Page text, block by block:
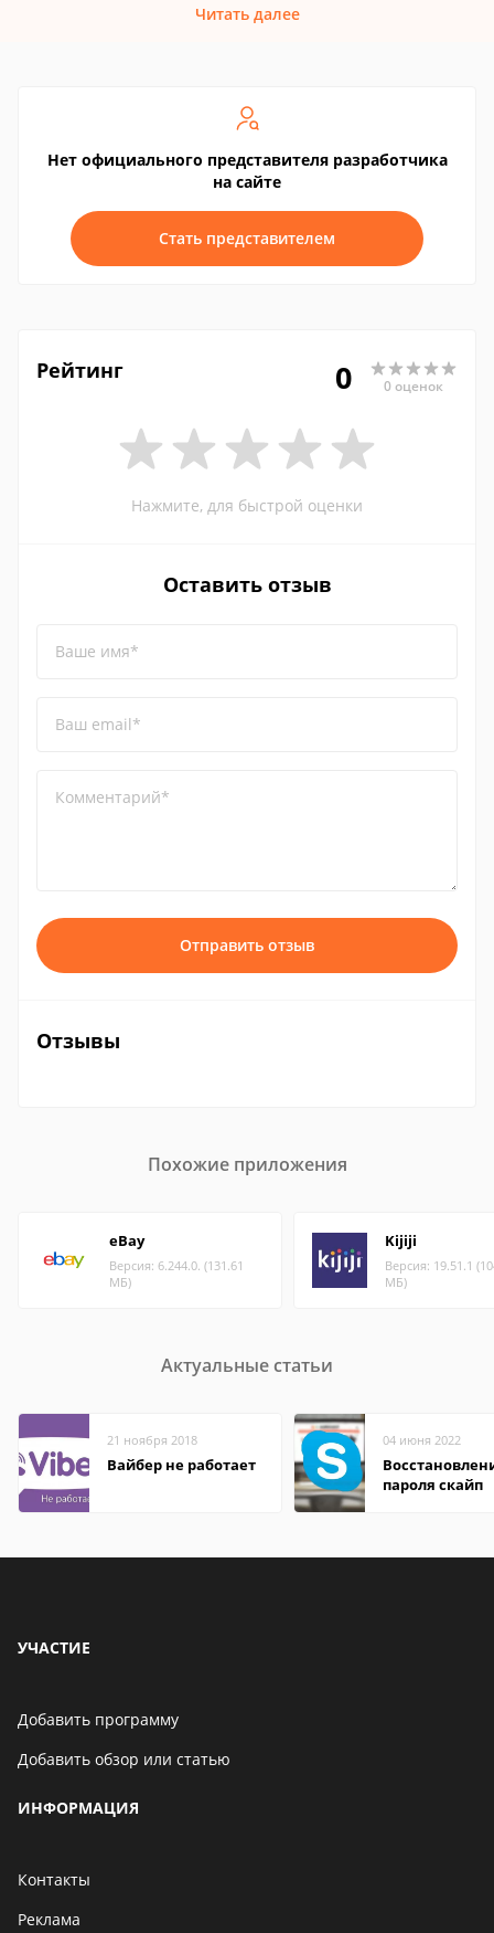
Читать далее
Нет официального представителя разработчика
на сайте
Стать представителем
Рейтинг 0 0 оценок
Нажмите, для быстрой оценки
Оставить отзыв
Ваше имя*
Ваш email*
Комментарий*
Отправить отзыв
Отзывы
Похожие приложения
eBay
Версия: 6.244.0. (131.61
МБ)
Kijiji
Версия: 19.51.1
МБ)
Актуальные статьи
21 ноября 2018
Вайбер не работает
04 июня 2022
пароля скайп
УЧАСТИЕ
Добавить программу
Добавить обзор или статью
ИНФОРМАЦИЯ
Контакты
Реклама